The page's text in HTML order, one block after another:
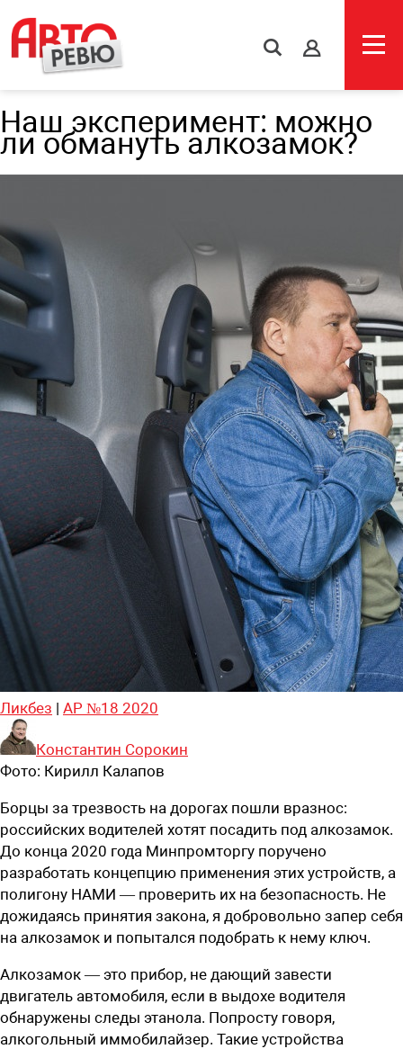
s
Наш эксперимент: можно
ли обмануть алкозамок?
Ликбез | АР №18 2020
Константин Сорокин
Фото: Кирилл Калапов
Борцы за трезвость на дорогах пошли вразнос:
российских водителей хотят посадить под алкозамок.
До конца 2020 года Минпромторгу поручено
разработать концепцию применения этих устройств, а
полигону НАМИ — проверить их на безопасность. Не
дожидаясь принятия закона, я добровольно запер себя
на алкозамок и попытался подобрать к нему ключ.
Алкозамок — это прибор, не дающий завести
двигатель автомобиля, если в выдохе водителя
обнаружены следы этанола. Попросту говоря,
алкогольный иммобилайзер. Такие устройства